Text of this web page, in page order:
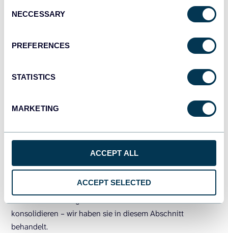
Selection
NECCESSARY
PREFERENCES
STATISTICS
MARKETING
ACCEPT ALL
ACCEPT SELECTED
Sehen Sie, wie es funktioniert:
Gleichzeitig gibt es eine bessere Möglichkeit, Ihre Daten
aus mehreren Google Sheets in einer Masteransicht zu
konsolidieren – wir haben sie in diesem Abschnitt
behandelt.